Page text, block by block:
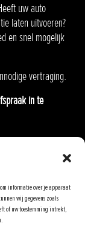
informatie over je apparaat
wij gegevens zoals
of uw toestemming intrekt,
uw auto
laten uitvoeren?
en snel mogelijk
vertraging.
in te